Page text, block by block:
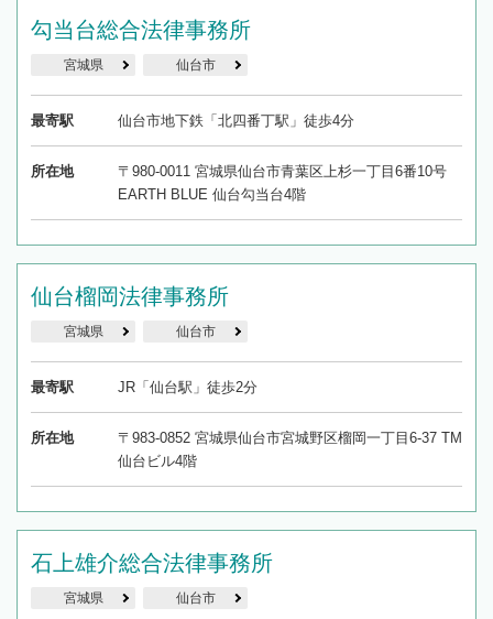
勾当台総合法律事務所
宮城県 仙台市
最寄駅 仙台市地下鉄「北四番丁駅」徒歩4分
所在地
〒980-0011 宮城県仙台市青葉区上杉一丁目6番10号
EARTH BLUE 仙台勾当台4階
仙台榴岡法律事務所
宮城県 仙台市
最寄駅 JR「仙台駅」徒歩2分
所在地
〒983-0852 宮城県仙台市宮城野区榴岡一丁目6-37 TM
仙台ビル4階
石上雄介総合法律事務所
宮城県 仙台市